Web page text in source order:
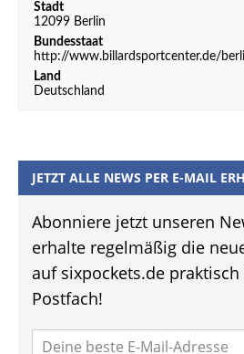
Stadt
12099 Berlin
Bundesstaat
http://www.billardsportcenter.de/
Land
Deutschland
JETZT ALLE NEWS PER E-MAIL
Abonniere jetzt unseren
erhalte regelmäßig die
auf sixpockets.de
Postfach!